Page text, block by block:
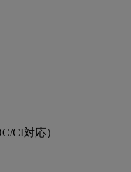
CI対応）